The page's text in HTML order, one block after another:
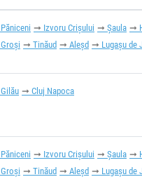
Păniceni Izvoru Crișului Șaula
Groși
Tinăud Aleșd Lugașu de
Gilău Cluj Napoca
Păniceni Izvoru Crișului Șaula
Groși
Tinăud Aleșd Lugașu de